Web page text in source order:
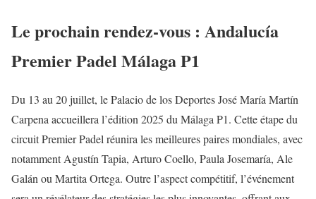
Le prochain rendez-vous : Andalucía
Premier Padel Málaga P1
Du 13 au 20 juillet, le Palacio de los Deportes José María Martín
Carpena accueillera l’édition 2025 du Málaga P1. Cette étape du
circuit Premier Padel réunira les meilleures paires mondiales, avec
notamment Agustín Tapia, Arturo Coello, Paula Josemaría, Ale
Galán ou Martita Ortega. Outre l’aspect compétitif, l’événement